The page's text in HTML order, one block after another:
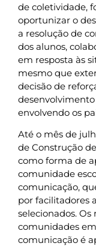
de coletividade,
oportunizar o
a resolução de
dos alunos,
em resposta às
mesmo que
decisão de
envolvendo os
Até o mês de
de Construção
como forma de
comunidade
comunicação,
por facilitadores
selecionados.
comunidades
comunicação é